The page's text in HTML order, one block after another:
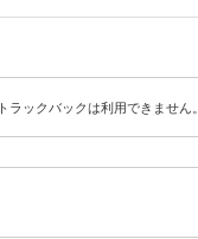
トラックバックは利用できません。